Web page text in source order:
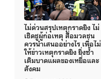
ไม่ด่วนสรุปเหตุกราดยิง ไม่
เชิดชูผู้ก่อเหตุ สื่อมวลชน
ควรนำเสนออย่างไร เพื่อไม่
ให้ข่าวเหตุกราดยิง ยิ่งซ้ำ
เติมบาดแผลของเหยื่อและ
สังคม